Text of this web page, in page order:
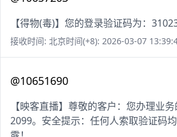
【得物(毒)】您的登录验证码为：
接收时间: 北京时间(+8): 2026-03-07
@10651690
【映客直播】尊敬的客户：您办理业务
2099。安全提示：任何人索取验证码